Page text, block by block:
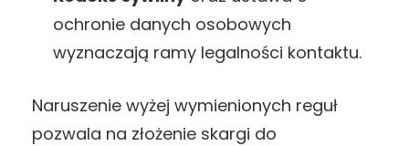
ochronie danych osobowych
wyznaczają ramy legalności kontaktu.
Naruszenie wyżej wymienionych reguł
pozwala na złożenie skargi do